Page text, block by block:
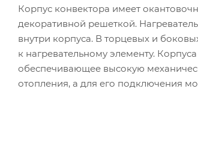
Корпус конвектора имеет
декоративной решеткой.
внутри корпуса. В торцевых и
к нагревательному элементу.
обеспечивающее высокую
отопления, а для его подключения